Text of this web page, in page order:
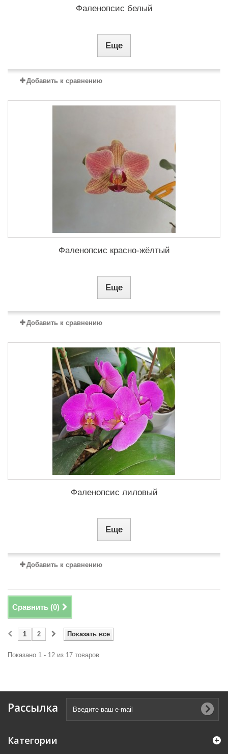
Фаленопсис белый
Еще
Добавить к сравнению
Фаленопсис красно-жёлтый
Еще
Добавить к сравнению
Фаленопсис лиловый
Еще
Добавить к сравнению
Сравнить (0)
Показать все
1 2
Показано 1 - 12 из 17 товаров
Рассылка
Категории